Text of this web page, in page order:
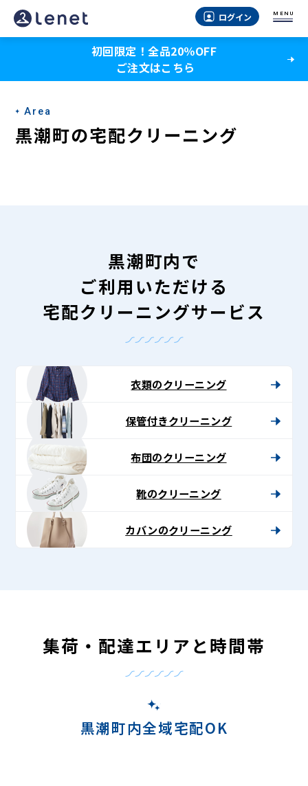
黒
潮
の
宅
配
ト〉
ログイン MENU
初回限定！全品20％OFF
ご注文はこちら
Area
黒潮町の宅配クリーニング
黒潮町内で
ご利用いただける
宅配クリーニングサービス
衣類のクリーニング
保管付きクリーニング
布団のクリーニング
靴のクリーニング
カバンのクリーニング
集荷・配達エリアと時間帯
黒潮町内全域宅配OK